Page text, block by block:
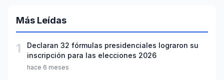
Más Leídas
1
Declaran 32 fórmulas presidenciales lograron su
inscripción para las elecciones 2026
hace 6 meses